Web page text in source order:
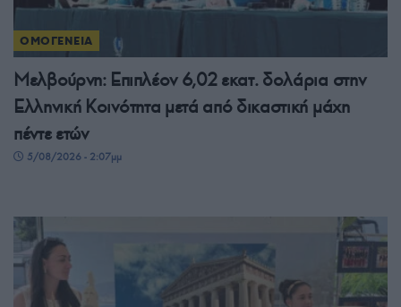
ΟΜΟΓΕΝΕΙΑ
Μελβούρνη: Επιπλέον 6,02 εκατ. δολάρια στην
Ελληνική Κοινότητα μετά από δικαστική μάχη
πέντε ετών
5/08/2026 - 2:07μμ